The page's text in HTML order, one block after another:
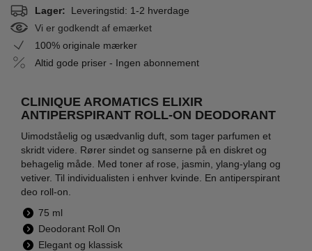
Lager: Leveringstid: 1-2 hverdage
Vi er godkendt af emærket
100% originale mærker
Altid gode priser - Ingen abonnement
CLINIQUE AROMATICS ELIXIR
ANTIPERSPIRANT ROLL-ON DEODORANT
Uimodståelig og usædvanlig duft, som tager parfumen et
skridt videre. Rører sindet og sanserne på en diskret og
behagelig måde. Med toner af rose, jasmin, ylang-ylang og
vetiver. Til individualisten i enhver kvinde. En antiperspirant
deo roll-on.
75 ml
Deodorant Roll On
Elegant og klassisk